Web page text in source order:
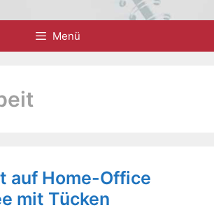
Menü
auf Home-Office
mit Tücken